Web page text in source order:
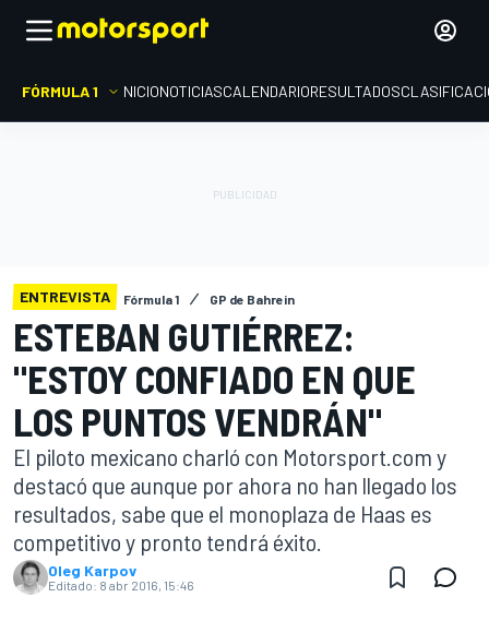
FÓRMULA 1 INICIONOTICIASCALENDARIORESULTADOS
ENTREVISTA Fórmula 1 GP de Bahrein
ESTEBAN GUTIÉRREZ:
"ESTOY CONFIADO EN QUE
LOS PUNTOS VENDRÁN"
El piloto mexicano charló con Motorsport.com y
destacó que aunque por ahora no han llegado los
resultados, sabe que el monoplaza de Haas es
competitivo y pronto tendrá éxito.
Oleg Karpov
Editado: 8 abr 2016, 15:46